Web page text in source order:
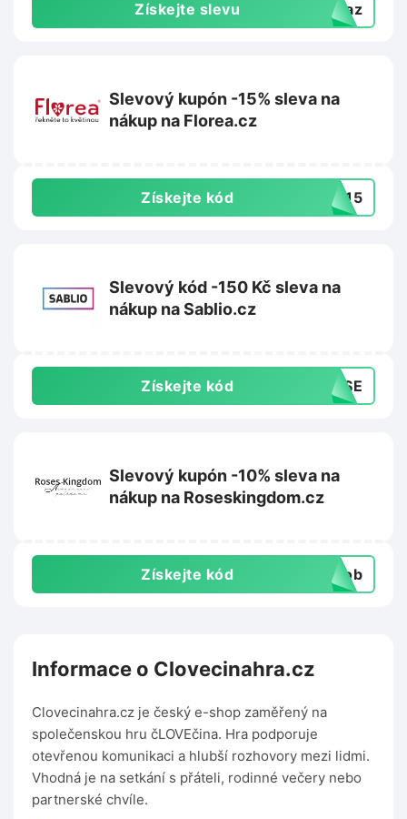
Získejte slevu dkaz
Slevový kupón -15% sleva na
nákup na Florea.cz
Získejte kód TA15
Slevový kód -150 Kč sleva na
nákup na Sablio.cz
Získejte kód 0VSE
Slevový kupón -10% sleva na
nákup na Roseskingdom.cz
Získejte kód csob
Informace o Clovecinahra.cz
Clovecinahra.cz je český e-shop zaměřený na
společenskou hru čLOVEčina. Hra podporuje
otevřenou komunikaci a hlubší rozhovory mezi lidmi.
Vhodná je na setkání s přáteli, rodinné večery nebo
partnerské chvíle.